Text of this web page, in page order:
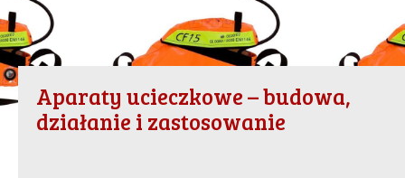
Aparaty ucieczkowe – budowa,
działanie i zastosowanie